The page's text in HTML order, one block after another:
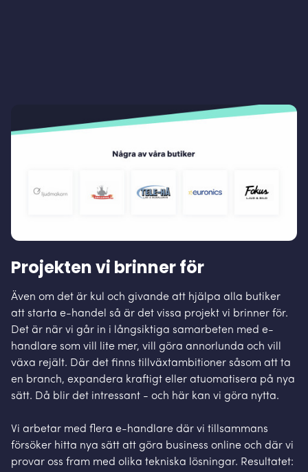
Projekten vi brinner för
Även om det är kul och givande att hjälpa alla butiker
att starta e-handel så är det vissa projekt vi brinner för.
Det är när vi går in i långsiktiga samarbeten med e-
handlare som vill lite mer, vill göra annorlunda och vill
växa rejält. Där det finns tillväxtambitioner såsom att ta
en branch, expandera kraftigt eller atuomatisera på nya
sätt. Då blir det intressant - och här kan vi göra nytta.
Vi arbetar med flera e-handlare där vi tillsammans
försöker hitta nya sätt att göra business online och där vi
provar oss fram med olika tekniska lösningar. Resultatet: